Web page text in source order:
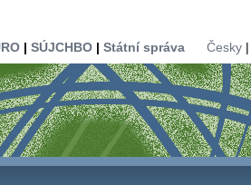
| SÚJCHBO| Státní správa Česky|